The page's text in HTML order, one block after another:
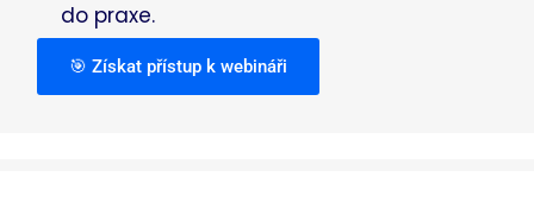
do praxe.
🎯 Získat přístup k webináři